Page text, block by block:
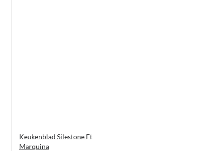
Keukenblad Silestone Et
Marquina